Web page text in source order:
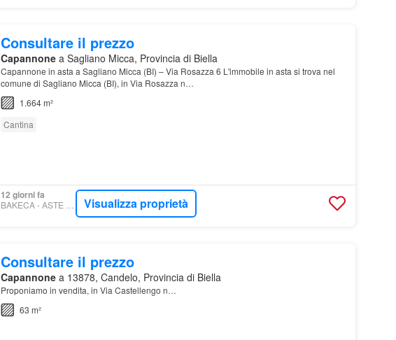
Consultare il prezzo
Capannonea Sagliano Micca, Provincia di Biella
Capannone in asta a Sagliano Micca (BI) – Via Rosazza 6 L'immobile in asta si trova nel
comune di Sagliano Micca (BI), in Via Rosazza n…
1.664 m²
Cantina
12 giorni fa
BAKECA - ASTE FLORIO Visualizza proprietà
Consultare il prezzo
Capannonea 13878, Candelo, Provincia di Biella
Proponiamo in vendita, in Via Castellengo n…
63 m²